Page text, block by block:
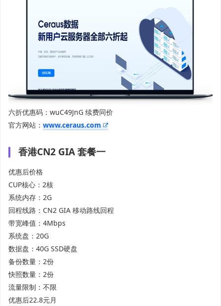
六折优惠码：wuC49JnG 续费同价
官方网站： www.ceraus.com
香港CN2 GIA 套餐一
优惠后价格
CUP核心：2核
系统内存：2G
回程线路：CN2 GIA 移动路线回程
带宽峰值：4Mbps
系统盘：20G
数据盘：40G SSD硬盘
备份数量：2份
快照数量：2份
流量限制：不限
优惠后22.8元月